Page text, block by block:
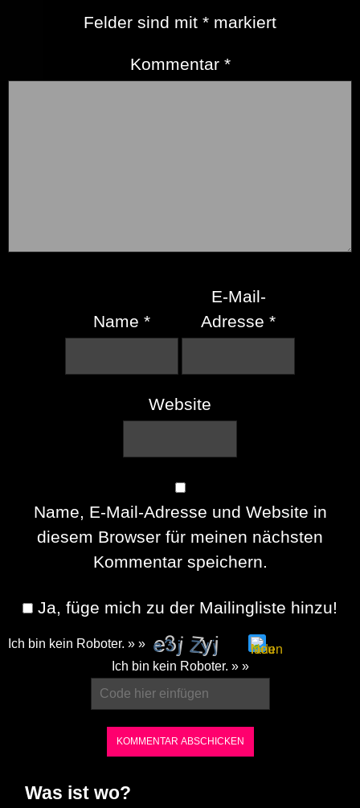
Felder sind mit * markiert
Kommentar *
Name *
E-Mail-
Adresse*
Website
Name, E-Mail-Adresse und Website in
diesem Browser für meinen nächsten
Kommentar speichern.
Ja, füge mich zu der Mailingliste hinzu!
Ich bin kein Roboter. » »
Ich bin kein Roboter. » »
Was ist wo?